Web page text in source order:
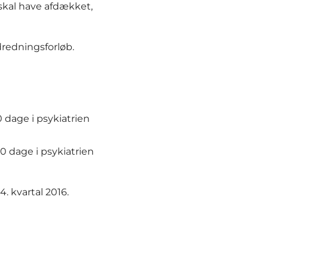
have afdækket,
dage i psykiatrien
dage i psykiatrien
kvartal 2016.